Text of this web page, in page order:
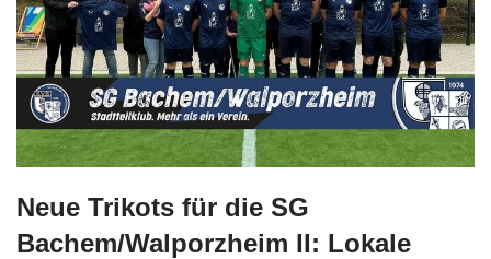
Neue Trikots für die SG
Bachem/Walporzheim II: Lokale